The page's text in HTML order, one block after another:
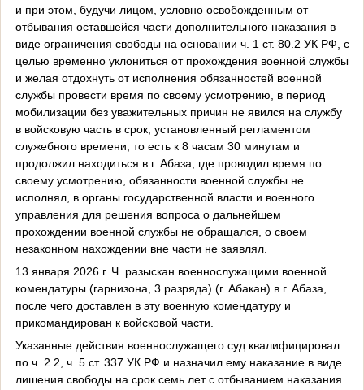
и при этом, будучи лицом, условно освобожденным от
отбывания оставшейся части дополнительного наказания в
виде ограничения свободы на основании ч. 1 ст. 80.2 УК РФ, с
целью временно уклониться от прохождения военной службы
и желая отдохнуть от исполнения обязанностей военной
службы провести время по своему усмотрению, в период
мобилизации без уважительных причин не явился на службу
в войсковую часть в срок, установленный регламентом
служебного времени, то есть к 8 часам 30 минутам и
продолжил находиться в г. Абаза, где проводил время по
своему усмотрению, обязанности военной службы не
исполнял, в органы государственной власти и военного
управления для решения вопроса о дальнейшем
прохождении военной службы не обращался, о своем
незаконном нахождении вне части не заявлял.
13 января 2026 г. Ч. разыскан военнослужащими военной
комендатуры (гарнизона, 3 разряда) (г. Абакан) в г. Абаза,
после чего доставлен в эту военную комендатуру и
прикомандирован к войсковой части.
Указанные действия военнослужащего суд квалифицировал
по ч. 2.2, ч. 5 ст. 337 УК РФ и назначил ему наказание в виде
лишения свободы на срок семь лет с отбыванием наказания